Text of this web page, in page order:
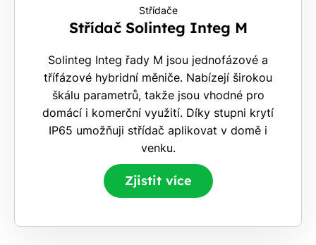
Střídače
Střídač Solinteg Integ M
Solinteg Integ řady M jsou jednofázové a
třífázové hybridní měniče. Nabízejí širokou
škálu parametrů, takže jsou vhodné pro
domácí i komerční využití. Díky stupni krytí
IP65 umožňuji střídač aplikovat v domě i
venku.
Zjistit více